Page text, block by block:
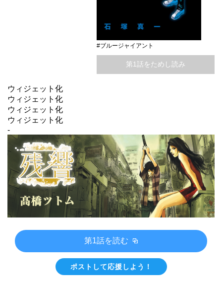
#ブルージャイアント
第1話をためし読み
ウィジェット化
ウィジェット化
ウィジェット化
ウィジェット化
-
第1話を読む
ポストして応援しよう！